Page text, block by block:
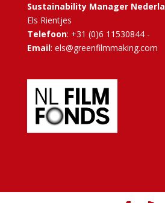
Sustainability Manager
Els Rientjes
Telefoon: +31 (0)6 11530844 -
Email: els@greenfilmmaking.com